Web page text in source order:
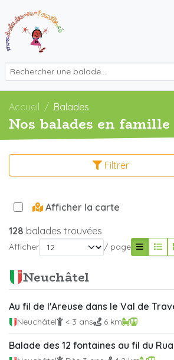
Accueil Balades
Nos balades en famille
Filtrer
Afficher la carte
128 balades trouvées
Afficher / page
Neuchâtel
Au fil de l'Areuse dans le Val de
Neuchâtel < 3 ans 6 km
Balade des 12 fontaines au fil du